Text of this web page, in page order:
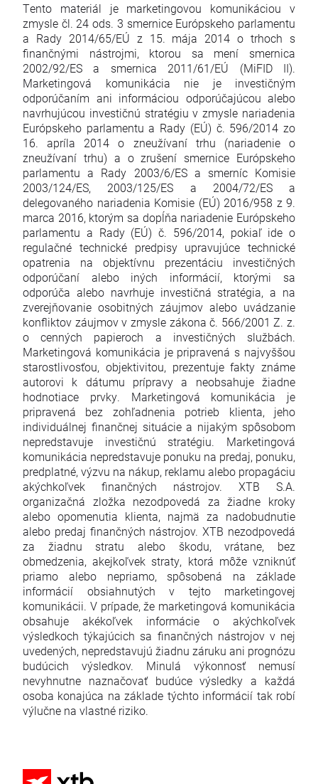
Tento materiál je marketingovou komunikáciou v
zmysle čl. 24 ods. 3 smernice Európskeho parlamentu
a Rady 2014/65/EÚ z 15. mája 2014 o trhoch s
finančnými nástrojmi, ktorou sa mení smernica
2002/92/ES a smernica 2011/61/EÚ (MiFID II).
Marketingová komunikácia nie je investičným
odporúčaním ani informáciou odporúčajúcou alebo
navrhujúcou investičnú stratégiu v zmysle nariadenia
Európskeho parlamentu a Rady (EÚ) č. 596/2014 zo
16. apríla 2014 o zneužívaní trhu (nariadenie o
zneužívaní trhu) a o zrušení smernice Európskeho
parlamentu a Rady 2003/6/ES a smerníc Komisie
2003/124/ES, 2003/125/ES a 2004/72/ES a
delegovaného nariadenia Komisie (EÚ) 2016/958 z 9.
marca 2016, ktorým sa dopĺňa nariadenie Európskeho
parlamentu a Rady (EÚ) č. 596/2014, pokiaľ ide o
regulačné technické predpisy upravujúce technické
opatrenia na objektívnu prezentáciu investičných
odporúčaní alebo iných informácií, ktorými sa
odporúča alebo navrhuje investičná stratégia, a na
zverejňovanie osobitných záujmov alebo uvádzanie
konfliktov záujmov v zmysle zákona č. 566/2001 Z. z.
o cenných papieroch a investičných službách.
Marketingová komunikácia je pripravená s najvyššou
starostlivosťou, objektivitou, prezentuje fakty známe
autorovi k dátumu prípravy a neobsahuje žiadne
hodnotiace prvky. Marketingová komunikácia je
pripravená bez zohľadnenia potrieb klienta, jeho
individuálnej finančnej situácie a nijakým spôsobom
nepredstavuje investičnú stratégiu. Marketingová
komunikácia nepredstavuje ponuku na predaj, ponuku,
predplatné, výzvu na nákup, reklamu alebo propagáciu
akýchkoľvek finančných nástrojov. XTB S.A.
organizačná zložka nezodpovedá za žiadne kroky
alebo opomenutia klienta, najmä za nadobudnutie
alebo predaj finančných nástrojov. XTB nezodpovedá
za žiadnu stratu alebo škodu, vrátane, bez
obmedzenia, akejkoľvek straty, ktorá môže vzniknúť
priamo alebo nepriamo, spôsobená na základe
informácií obsiahnutých v tejto marketingovej
komunikácii. V prípade, že marketingová komunikácia
obsahuje akékoľvek informácie o akýchkoľvek
výsledkoch týkajúcich sa finančných nástrojov v nej
uvedených, nepredstavujú žiadnu záruku ani prognózu
budúcich výsledkov. Minulá výkonnosť nemusí
nevyhnutne naznačovať budúce výsledky a každá
osoba konajúca na základe týchto informácií tak robí
výlučne na vlastné riziko.